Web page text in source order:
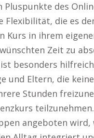
Pluspunkte des
Flexibilität, die es
Kurs in ihrem
Zeit zu
besonders
und Eltern, die
Stunden
angeboten wird,